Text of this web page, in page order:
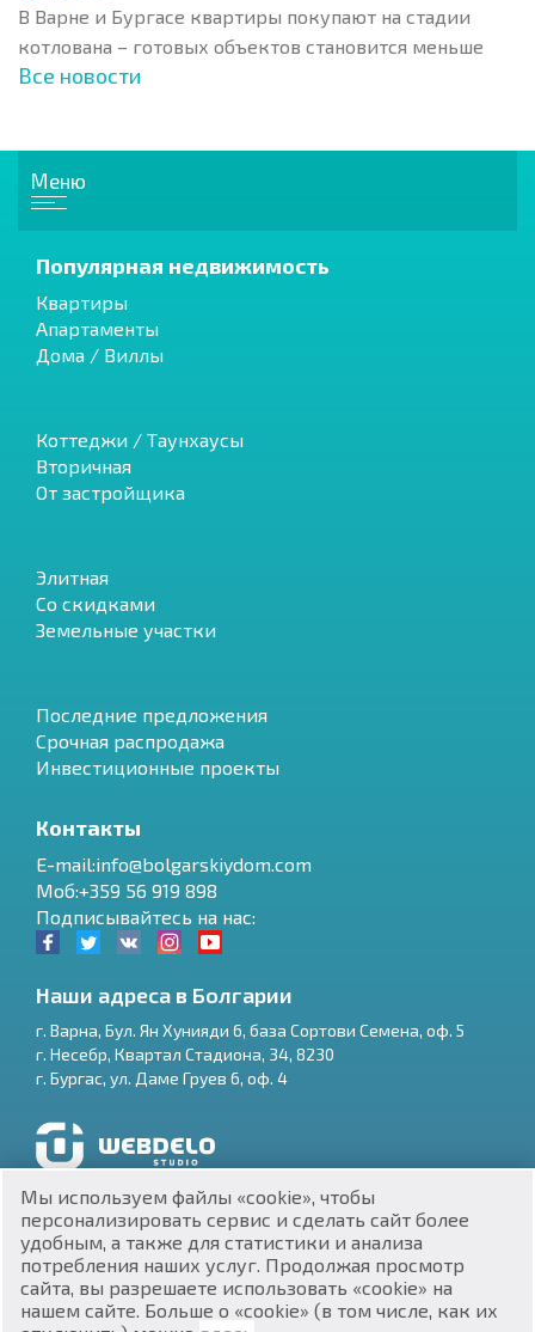
$
₽
₴
zł BG
В Варне и Бургасе квартиры покупают на стадии
котлована – готовых объектов становится меньше
Все новости
Меню
Популярная недвижимость
Квартиры
Апартаменты
Дома / Виллы
Коттеджи / Таунхаусы
Вторичная
От застройщика
Элитная
Со скидками
Земельные участки
Последние предложения
Срочная распродажа
Инвестиционные проекты
Контакты
E-mail:info@bolgarskiydom.com
Моб:+359 56 919 898
Подписывайтесь на нас:
Наши адреса в Болгарии
г. Варна, Бул. Ян Хунияди 6, база Сортови Семена, оф. 5
г. Несебр, Квартал Стадиона, 34, 8230
г. Бургас, ул. Даме Груев 6, оф. 4
Разработка и SEO продвижение сайтов
ЕИК 201160903
Мы используем файлы «cookie», чтобы
персонализировать сервис и сделать сайт более
удобным, а также для статистики и анализа
потребления наших услуг. Продолжая просмотр
сайта, вы разрешаете использовать «cookie» на
нашем сайте. Больше о «cookie» (в том числе, как их